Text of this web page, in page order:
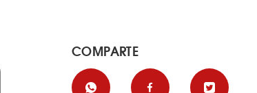
COMPARTE